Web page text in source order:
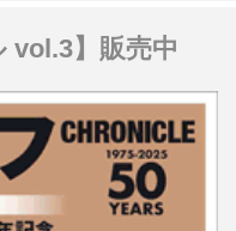
vol.3】販売中